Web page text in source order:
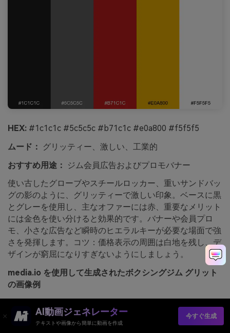
HEX: #1c1c1c #5c5c5c #b71c1c #e0a800 #f5f5f5
ムード：
グリッティー、激しい、工業的
おすすめ用途：
ジム会員広告およびプロモバナー
使い古したグローブやスチールロッカー、重いサンドバッ
グの影のように、グリッティーで激しい印象。ベースに黒
とグレーを使用し、主なオファーには赤、重要なメリット
には金色を使い分けると効果的です。バナーや会員プロ
モ、小さな広告など瞬時のヒエラルキーが必要な場面で強
さを発揮します。コツ：価格表示の周囲は白地を残し、デ
ザインが窮屈になりすぎないようにしましょう。
media.io を使用して生成されたボクシングジム グリット
の画像例
AI動画ジェネレーター
テキストや画像から簡単に動画を作成
今すぐ生成